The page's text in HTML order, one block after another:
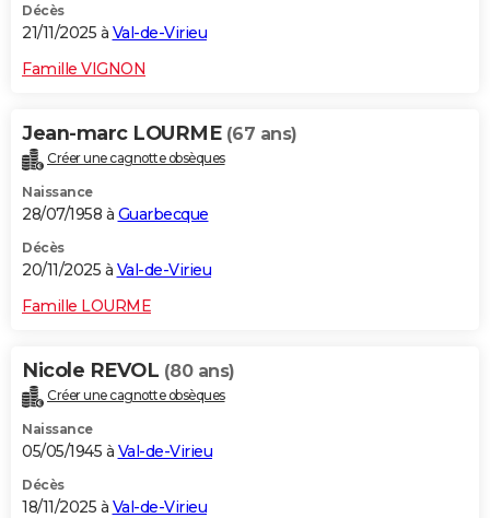
Décès
21/11/2025 à Val-de-Virieu
Famille VIGNON
Jean-marc LOURME (67 ans)
Créer une cagnotte obsèques
Naissance
28/07/1958 à Guarbecque
Décès
20/11/2025 à Val-de-Virieu
Famille LOURME
Nicole REVOL (80 ans)
Créer une cagnotte obsèques
Naissance
05/05/1945 à Val-de-Virieu
Décès
18/11/2025 à Val-de-Virieu